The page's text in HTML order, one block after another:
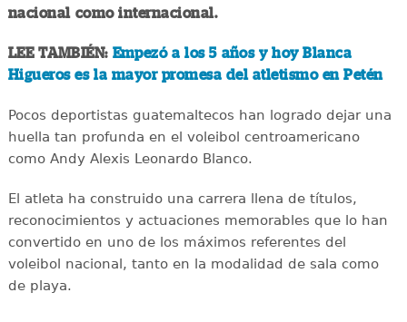
nacional como internacional.
LEE TAMBIÉN: Empezó a los 5 años y hoy Blanca
Higueros es la mayor promesa del atletismo en Petén
Pocos deportistas guatemaltecos han logrado dejar una
huella tan profunda en el voleibol centroamericano
como Andy Alexis Leonardo Blanco.
El atleta ha construido una carrera llena de títulos,
reconocimientos y actuaciones memorables que lo han
convertido en uno de los máximos referentes del
voleibol nacional, tanto en la modalidad de sala como
de playa.